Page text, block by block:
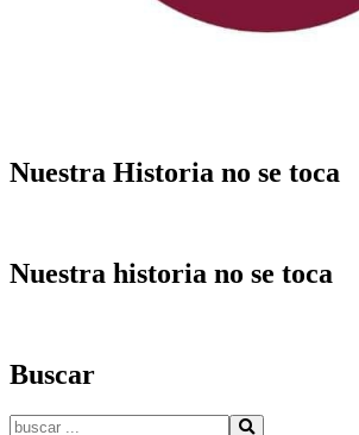
Nuestra Historia no se toca
Nuestra historia no se toca
Buscar
Buscar: